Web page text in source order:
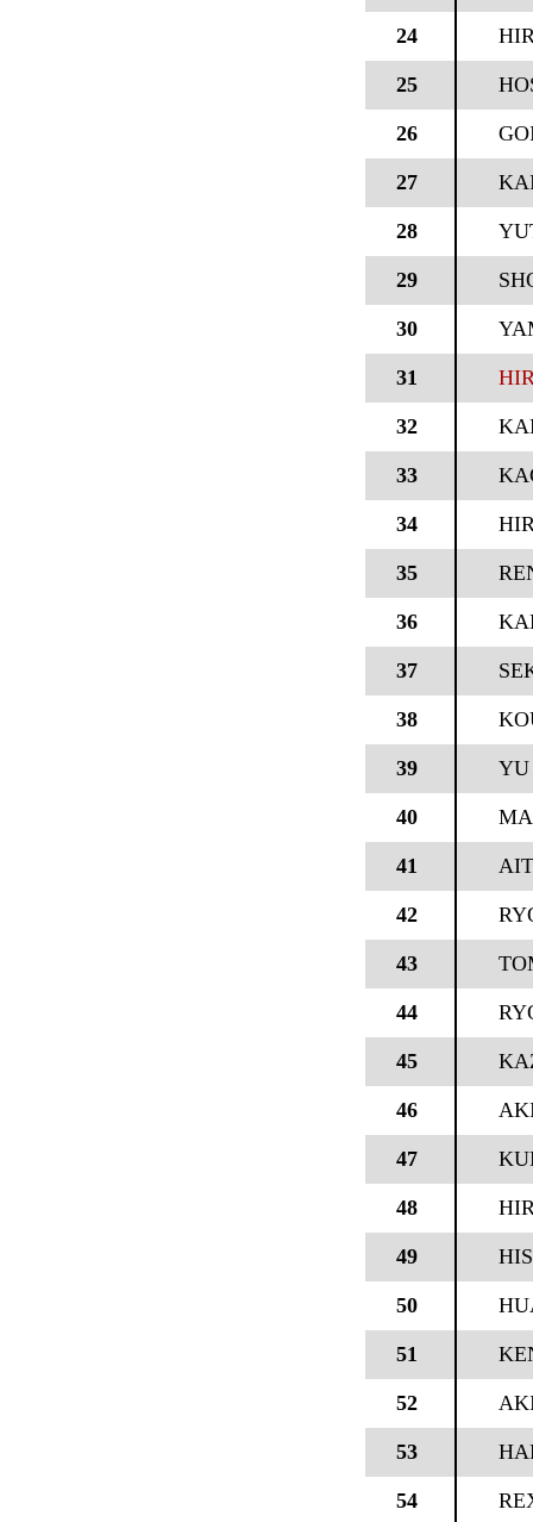
24
25
26
27
28
29
30
31
32
33
34
35
36
37
38
39 YU
40
41
42
43
44
45
46
47
48
49
50
51
52
53
54